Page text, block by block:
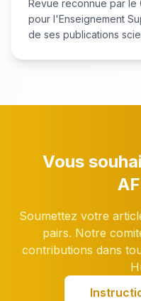
Revue reconnue par le
pour l'Enseignement
de ses publications
Vous
Soumettez votre
pairs. Notre
contributions dans